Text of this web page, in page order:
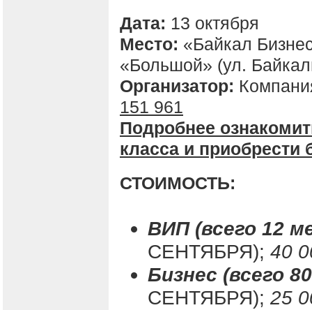
Дата: 13 октября
Место: «Байкал
«Большой» (ул.
Организатор:
151 961
Подробнее
класса и
СТОИМОСТЬ:
ВИП (всего 12
СЕНТЯБРЯ); 40
Бизнес (всего
СЕНТЯБРЯ); 25